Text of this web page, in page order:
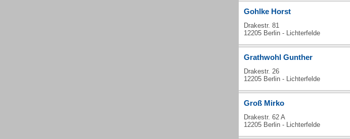
Gohlke Horst
Drakestr. 81
12205 Berlin - Lichterfelde
Grathwohl Gunther
Drakestr. 26
12205 Berlin - Lichterfelde
Groß Mirko
Drakestr. 62 A
12205 Berlin - Lichterfelde